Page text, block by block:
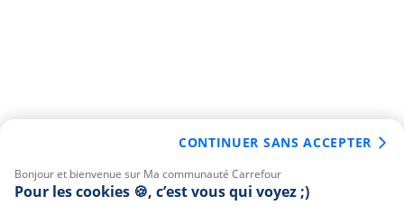
Bonjour et bienvenue sur Ma communauté Carrefour
Pour les cookies 🍪, c’est vous qui voyez ;)
CONTINUER SANS ACCEPTER